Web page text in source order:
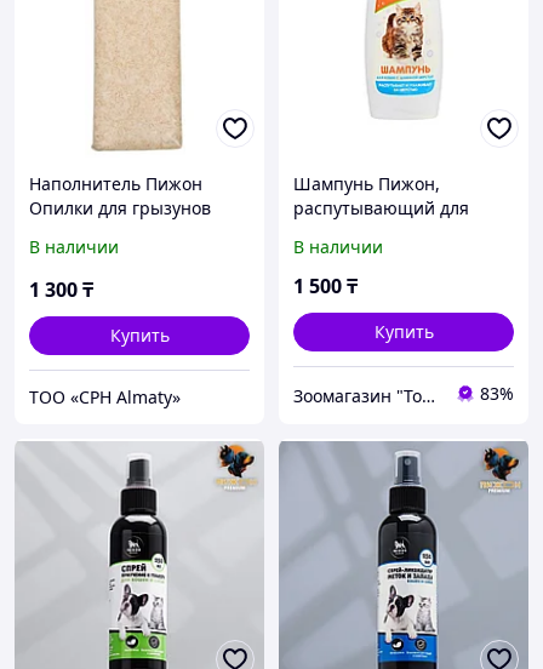
Наполнитель Пижон
Опилки для грызунов
В наличии
1 300₸
Купить
ТОО «CPH Almaty»
Шампунь Пижон,
распутывающий для
шерстью, 250 мл
В наличии
1 500₸
Купить
Зоомагазин "Толстый кот" 83%